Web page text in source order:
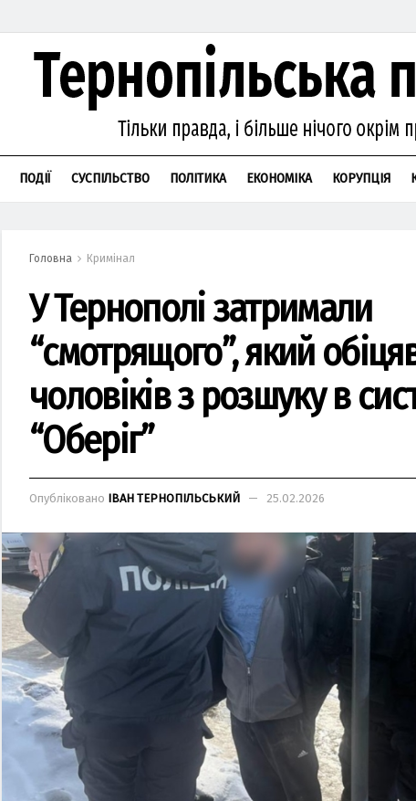
ПОДІЇ СУСПІЛЬСТВО ПОЛІТИКА ЕКОНОМІКА КОРУПЦІЯ
Головна Кримінал
У Тернополі затримали
“смотрящого”, який
чоловіків з розшуку в
“Оберіг”
Опубліковано ІВАН ТЕРНОПІЛЬСЬКИЙ 25.02.2026